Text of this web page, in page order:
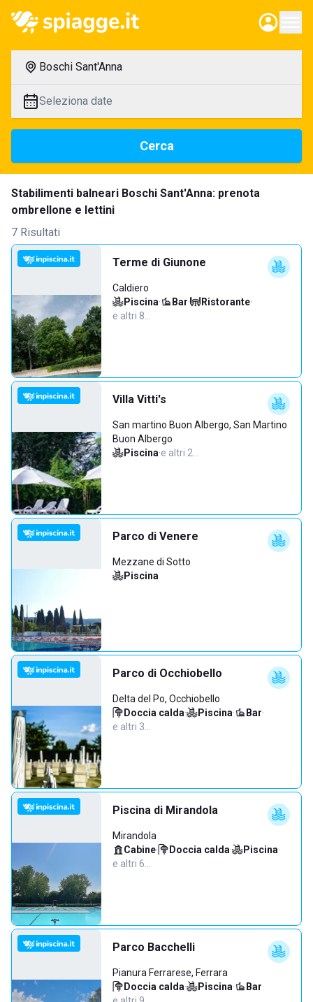
Boschi Sant'Anna
Seleziona date
Cerca
Stabilimenti balneari Boschi Sant'Anna: prenota
ombrellone e lettini
7 Risultati
Terme di Giunone
Caldiero
Piscina· Bar· Ristorante·
e altri 8…
Villa Vitti's
San martino Buon Albergo, San Martino
Buon Albergo
Piscina·e altri 2…
Parco di Venere
Mezzane di Sotto
Piscina
Parco di Occhiobello
Delta del Po, Occhiobello
Doccia calda· Piscina· Bar·
e altri 3…
Piscina di Mirandola
Mirandola
Cabine· Doccia calda· Piscina·
e altri 6…
Parco Bacchelli
Pianura Ferrarese, Ferrara
Doccia calda· Piscina· Bar·